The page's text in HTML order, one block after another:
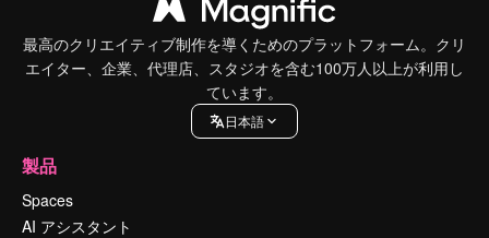
最高のクリエイティブ制作を導くためのプラットフォーム。クリ
エイター、企業、代理店、スタジオを含む100万人以上が利用し
ています。
日本語
製品
Spaces
AI アシスタント